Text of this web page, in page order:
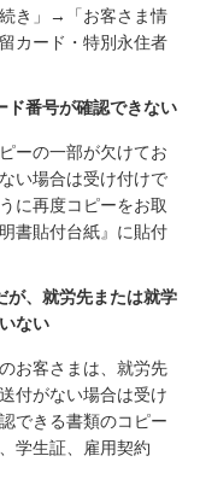
き」→「お客さま情
カード・特別永住者
ド番号が確認できない
ーの一部が欠けてお
い場合は受け付けで
に再度コピーをお取
書貼付台紙』に貼付
が、就労先または就学
ない
お客さまは、就労先
付がない場合は受け
できる書類のコピー
学生証、雇用契約